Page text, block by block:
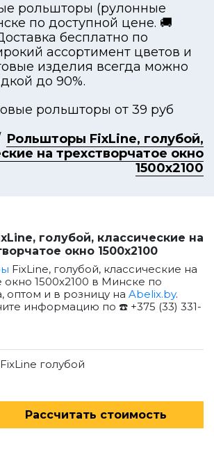
рольшторы (рулонные
по доступной цене. 🚚
бесплатно по
ассортимент цветов и
изделия всегда можно
до 90%.
рольшторы от 39 руб
Рольшторы FixLine, голубой,
на трехстворчатое окно
1500x2100
голубой, классические на
окно 1500x2100
FixLine, голубой, классические на
окно 1500x2100 в Минске по
оптом и в розницу на Abelix.by.
информацию по ☎️ +375 (33) 331-
Рассчитать стоимость